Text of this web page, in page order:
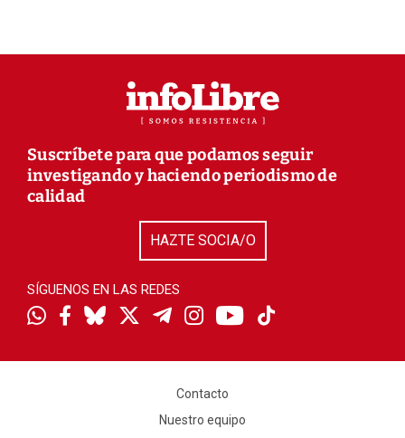
Suscríbete para que podamos seguir
investigando y haciendo periodismo de
calidad
HAZTE SOCIA/O
SÍGUENOS EN LAS REDES
Contacto
Nuestro equipo